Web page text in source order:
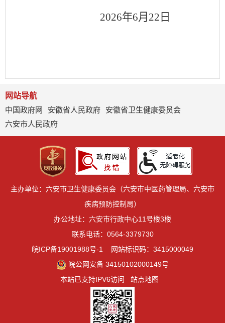
2026年6月22日
网站导航
中国政府网
安徽省人民政府
安徽省卫生健康委员会
六安市人民政府
主办单位：六安市卫生健康委员会（六安市中医药管理局、六安市
疾病预防控制局）
办公地址：六安市行政中心11号楼3楼
联系电话：0564-3379730
皖ICP备19001988号-1
网站标识码：3415000049
皖公网安备 34150102000149号
本站已支持IPV6访问
站点地图